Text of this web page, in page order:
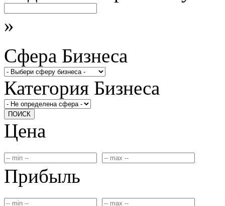
»
Сфера Бизнеса
Категория Бизнеса
ПОИСК
Цена
Прибыль